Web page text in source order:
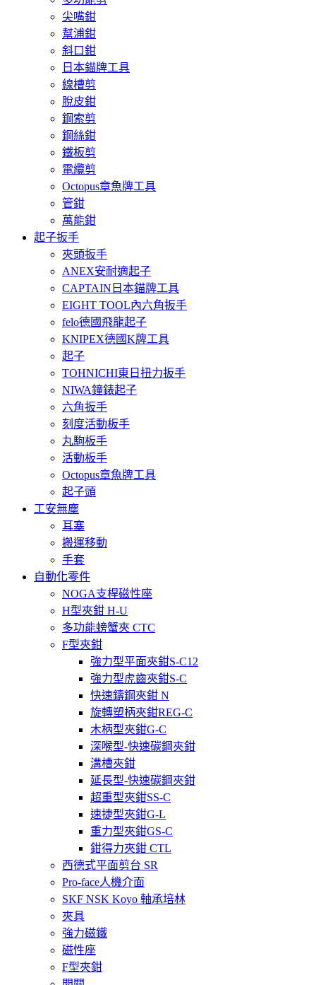
尖嘴鉗
幫浦鉗
斜口鉗
日本錨牌工具
線槽剪
脫皮鉗
鋼索剪
鋼絲鉗
鐵板剪
電纜剪
Octopus章魚牌工具
管鉗
萬能鉗
起子扳手
夾頭扳手
ANEX安耐適起子
CAPTAIN日本錨牌工具
EIGHT TOOL內六角扳手
felo德國飛龍起子
KNIPEX德國K牌工具
起子
TOHNICHI東日扭力扳手
NIWA鐘錶起子
六角扳手
刻度活動板手
丸駒板手
活動板手
Octopus章魚牌工具
起子頭
工安無塵
耳塞
搬運移動
手套
自動化零件
NOGA支桿磁性座
H型夾鉗 H-U
多功能螃蟹夾 CTC
F型夾鉗
強力型平面夾鉗S-C12
強力型虎齒夾鉗S-C
快速鑄鋼夾鉗 N
旋轉塑柄夾鉗REG-C
木柄型夾鉗G-C
深喉型-快速碳鋼夾鉗
溝槽夾鉗
延長型-快速碳鋼夾鉗
超重型夾鉗SS-C
速捷型夾鉗G-L
重力型夾鉗GS-C
鉗得力夾鉗 CTL
西德式平面剪台 SR
Pro-face人機介面
SKF NSK Koyo 軸承培林
夾具
強力磁鐵
磁性座
F型夾鉗